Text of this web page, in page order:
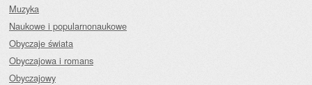
Muzyka
Naukowe i popularnonaukowe
Obyczaje świata
Obyczajowa i romans
Obyczajowy